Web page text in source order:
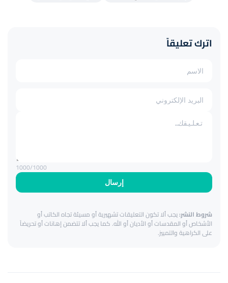
اترك تعليقاً
إرسال
1000/1000
شروط النشر:يجب ألا تكون التعليقات تشهيرية أو مسيئة تجاه الكاتب أو
الأشخاص أو المقدسات أو الأديان أو الله. كما يجب ألا تتضمن إهانات أو تحريضاً
على الكراهية والتمييز.